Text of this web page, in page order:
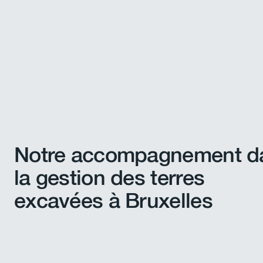
Notre accompagnement
la gestion des terres
excavées à Bruxelles